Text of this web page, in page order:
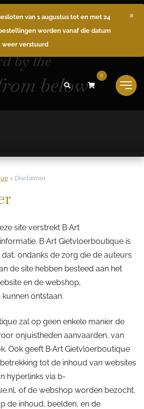
van 1 augustus tot en met 24
worden vanaf die datum
weer verstuurd
×
0
by the
below
> Disclaimer
site verstrekt B·Art
B·Art Gietvloerboutique is
ondanks de zorg die de auteurs
de site hebben besteed aan het
en de webshop,
ontstaan.
zal op geen enkele manier de
onjuistheden aanvaarden, van
Ook geeft B·Art Gietvloerboutique
tot de inhoud van websites
hyperlinks via b-
of de webshop worden bezocht.
de inhoud, beelden, en de